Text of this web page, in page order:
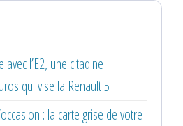
l’E2, une citadine
qui vise la Renault 5
: la carte grise de votre